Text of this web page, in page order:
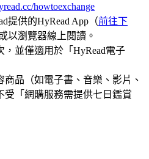
howtoexchange
提供的HyRead App（前往下
以瀏覽器線上閱讀。
並僅適用於「HyRead電子
品（如電子書、音樂、影片、
受「網購服務需提供七日鑑賞